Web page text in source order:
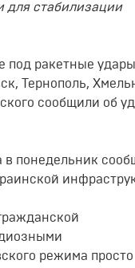
для стабилизации
под ракетные
Тернополь,
сообщили об
понедельник
режима просто